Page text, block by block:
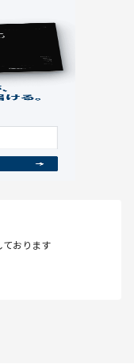
ております